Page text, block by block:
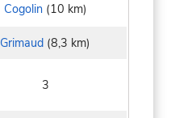
Cogolin(10 km)
Grimaud (8,3 km)
3